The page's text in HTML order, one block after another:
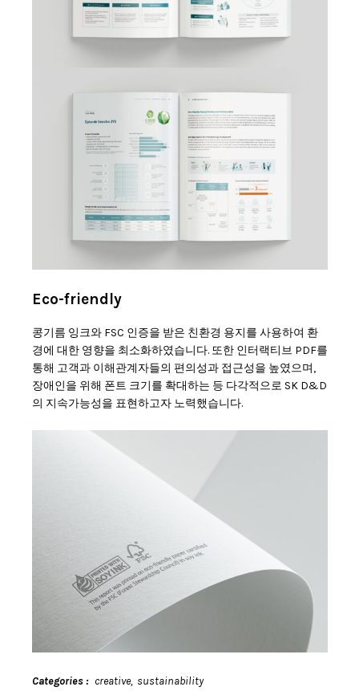
Eco-friendly
콩기름 잉크와 FSC 인증을 받은 친환경 용지를 사용하여 환
경에 대한 영향을 최소화하였습니다. 또한 인터랙티브 PDF를
통해 고객과 이해관계자들의 편의성과 접근성을 높였으며,
장애인을 위해 폰트 크기를 확대하는 등 다각적으로 SK D&D
의 지속가능성을 표현하고자 노력했습니다.
Categories creative sustainability